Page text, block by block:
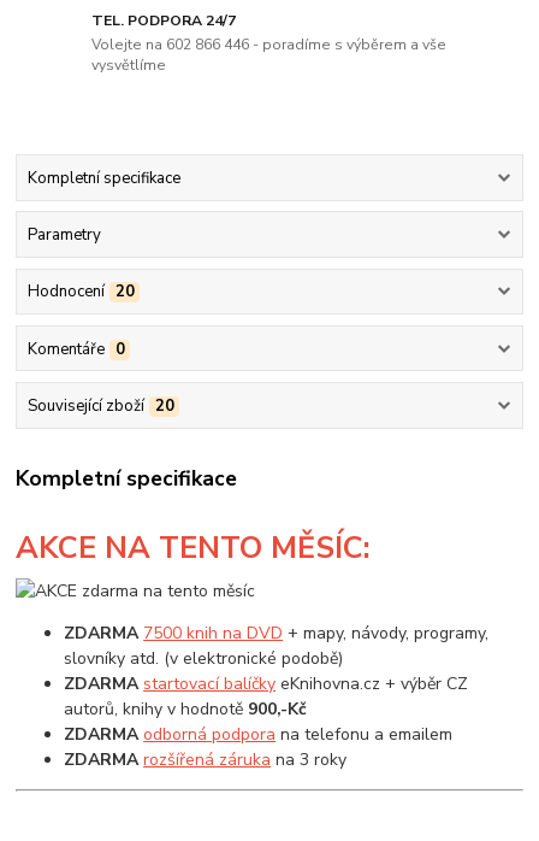
TEL. PODPORA 24/7
Volejte na 602 866 446 - poradíme s výběrem a vše
vysvětlíme
Kompletní specifikace
Parametry
Hodnocení 20
Komentáře 0
Související zboží 20
Kompletní specifikace
AKCE NA TENTO MĚSÍC:
ZDARMA 7500 knih na DVD + mapy, návody, programy,
slovníky atd. (v elektronické podobě)
ZDARMA startovací balíčky eKnihovna.cz + výběr CZ
autorů, knihy v hodnotě 900,-Kč
ZDARMA odborná podpora na telefonu a emailem
ZDARMA rozšířená záruka na 3 roky